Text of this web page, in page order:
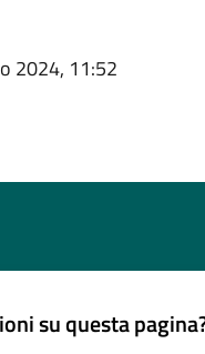
2024, 11:52
su questa